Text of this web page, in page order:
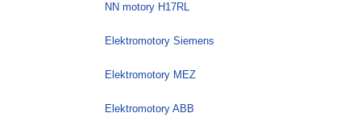
NN motory H17RL
Elektromotory Siemens
Elektromotory MEZ
Elektromotory ABB